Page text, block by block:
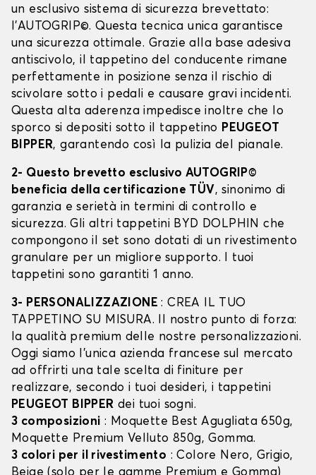
un esclusivo sistema di sicurezza brevettato:
l’AUTOGRIP©. Questa tecnica unica garantisce
una sicurezza ottimale. Grazie alla base adesiva
antiscivolo, il tappetino del conducente rimane
perfettamente in posizione senza il rischio di
scivolare sotto i pedali e causare gravi incidenti.
Questa alta aderenza impedisce inoltre che lo
sporco si depositi sotto il tappetino PEUGEOT
BIPPER, garantendo così la pulizia del pianale.
2- Questo brevetto esclusivo AUTOGRIP©
beneficia della certificazione TÜV, sinonimo di
garanzia e serietà in termini di controllo e
sicurezza. Gli altri tappetini BYD DOLPHIN che
compongono il set sono dotati di un rivestimento
granulare per un migliore supporto. I tuoi
tappetini sono garantiti 1 anno.
3- PERSONALIZZAZIONE: CREA IL TUO
TAPPETINO SU MISURA. Il nostro punto di forza:
la qualità premium delle nostre personalizzazioni.
Oggi siamo l’unica azienda francese sul mercato
ad offrirti una tale scelta di finiture per
realizzare, secondo i tuoi desideri, i tappetini
PEUGEOT BIPPER dei tuoi sogni.
3 composizioni : Moquette Best Agugliata 650g,
Moquette Premium Velluto 850g, Gomma.
3 colori per il rivestimento : Colore Nero, Grigio,